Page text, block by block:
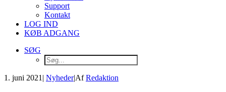
Support
Kontakt
LOG IND
KØB ADGANG
SØG
1. juni 2021 | Nyheder|AfRedaktion